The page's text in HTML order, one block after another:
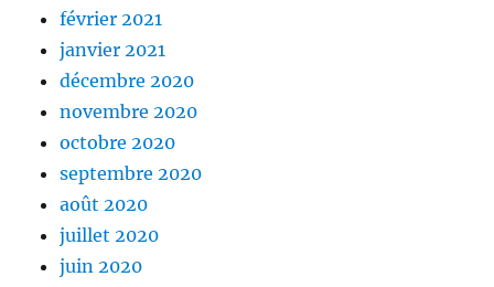
février 2021
janvier 2021
décembre 2020
novembre 2020
octobre 2020
septembre 2020
août 2020
juillet 2020
juin 2020